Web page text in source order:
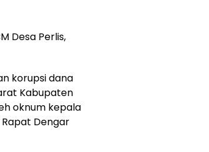
Desa Perlis,
korupsi dana
Kabupaten
oknum kepala
Rapat Dengar